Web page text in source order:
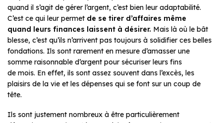
quand il s’agit de gérer l’argent, c’est bien leur adaptabilité.
C’est ce qui leur permet de se tirer d’affaires même
quand leurs finances laissent à désirer. Mais là où le bât
blesse, c’est qu’ils n’arrivent pas toujours à solidifier ces belles
fondations. Ils sont rarement en mesure d’amasser une
somme raisonnable d’argent pour sécuriser leurs fins
de mois. En effet, ils sont assez souvent dans l’excès, les
plaisirs de la vie et les dépenses qui se font sur un coup de
tête.
Ils sont justement nombreux à être particulièrement